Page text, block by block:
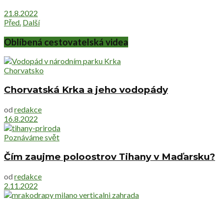
21.8.2022
Před. Další
Oblíbená cestovatelská videa
Chorvatsko
Chorvatská Krka a jeho vodopády
od redakce
16.8.2022
Poznáváme svět
Čím zaujme poloostrov Tihany v Maďarsku?
od redakce
2.11.2022